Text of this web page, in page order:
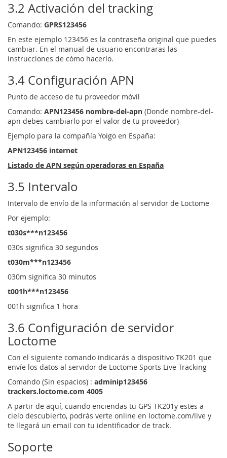
3.2 Activación del tracking
Comando: GPRS123456
En este ejemplo 123456 es la contraseña original que puedes
cambiar. En el manual de usuario encontraras las
instrucciones de cómo hacerlo.
3.4 Configuración APN
Punto de acceso de tu proveedor móvil
Comando: APN123456 nombre-del-apn (Donde nombre-del-
apn debes cambiarlo por el valor de tu proveedor)
Ejemplo para la compañía Yoigo en España:
APN123456 internet
Listado de APN según operadoras en España
3.5 Intervalo
Intervalo de envío de la información al servidor de Loctome
Por ejemplo:
t030s***n123456
030s significa 30 segundos
t030m***n123456
030m significa 30 minutos
t001h***n123456
001h significa 1 hora
3.6 Configuración de servidor
Loctome
Con el siguiente comando indicarás a dispositivo TK201 que
envíe los datos al servidor de Loctome Sports Live Tracking
Comando (Sin espacios) : adminip123456
trackers.loctome.com 4005
A partir de aquí, cuando enciendas tu GPS TK201y estes a
cielo descubierto, podrás verte online en loctome.com/live y
te llegará un email con tu identificador de track.
Soporte